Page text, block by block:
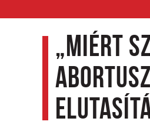
„Miért